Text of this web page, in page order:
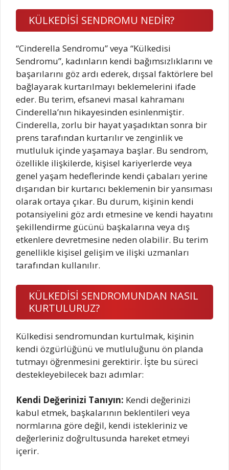
KÜLKEDİSİ SENDROMU NEDİR?
“Cinderella Sendromu” veya “Külkedisi
Sendromu”, kadınların kendi bağımsızlıklarını ve
başarılarını göz ardı ederek, dışsal faktörlere bel
bağlayarak kurtarılmayı beklemelerini ifade
eder. Bu terim, efsanevi masal kahramanı
Cinderella’nın hikayesinden esinlenmiştir.
Cinderella, zorlu bir hayat yaşadıktan sonra bir
prens tarafından kurtarılır ve zenginlik ve
mutluluk içinde yaşamaya başlar. Bu sendrom,
özellikle ilişkilerde, kişisel kariyerlerde veya
genel yaşam hedeflerinde kendi çabaları yerine
dışarıdan bir kurtarıcı beklemenin bir yansıması
olarak ortaya çıkar. Bu durum, kişinin kendi
potansiyelini göz ardı etmesine ve kendi hayatını
şekillendirme gücünü başkalarına veya dış
etkenlere devretmesine neden olabilir. Bu terim
genellikle kişisel gelişim ve ilişki uzmanları
tarafından kullanılır.
KÜLKEDİSİ SENDROMUNDAN NASIL
KURTULURUZ?
Külkedisi sendromundan kurtulmak, kişinin
kendi özgürlüğünü ve mutluluğunu ön planda
tutmayı öğrenmesini gerektirir. İşte bu süreci
destekleyebilecek bazı adımlar:
Kendi Değerinizi Tanıyın: Kendi değerinizi
kabul etmek, başkalarının beklentileri veya
normlarına göre değil, kendi istekleriniz ve
değerleriniz doğrultusunda hareket etmeyi
içerir.